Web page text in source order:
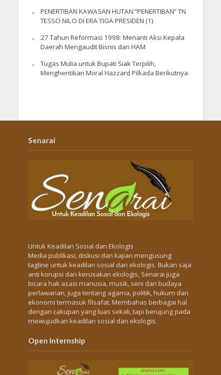
PENERTIBAN KAWASAN HUTAN:”PENERTIBAN” TN
TESSO NILO DI ERA TIGA PRESIDEN (1)
27 Tahun Reformasi 1998: Menanti Aksi Kepala
Daerah Mengaudit Bisnis dan HAM
Tugas Mulia untuk Bupati Siak Terpilih,
Menghentikan Moral Hazzard Pilkada Berikutnya
Senarai
Untuk Keadilan Sosial dan Ekologis
Media publikasi, diskusi dan kajian mengusung
tagline untuk keadilan sosial dan ekologis. Bukan saja
anti korupsi dan kerusakan ekologis, Senarai juga
bicara hak asasi manusia, musik, seni dan budaya
perlawanan, juga tentang agama, politik, hukum dan
ekonomi termasuk filsafat. Membahas berbagai hal
dengan cakupan yang luas sekali, tapi berujung pada
mewujudkan keadilan sosial dan ekologis.
Open Internship